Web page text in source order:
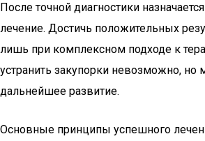
После точной диагностики
лечение. Достичь положительных
лишь при комплексном подходе к
устранить закупорки невозможно, но
дальнейшее развитие.
Основные принципы успешного